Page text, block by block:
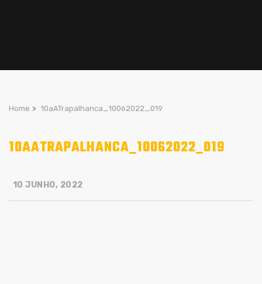
Home > 10aATrapalhanca_10062022_019
10AATRAPALHANCA_10062022_019
10 JUNHO, 2022